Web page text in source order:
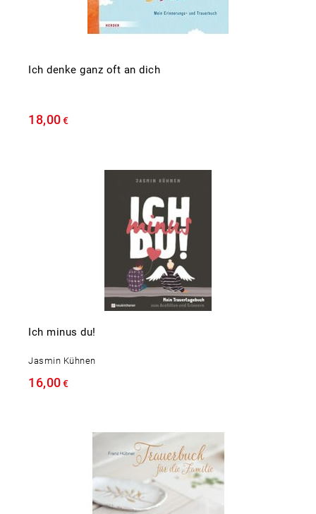
Ich denke ganz oft an dich
18,00€
Ich minus du!
Jasmin Kühnen
16,00€